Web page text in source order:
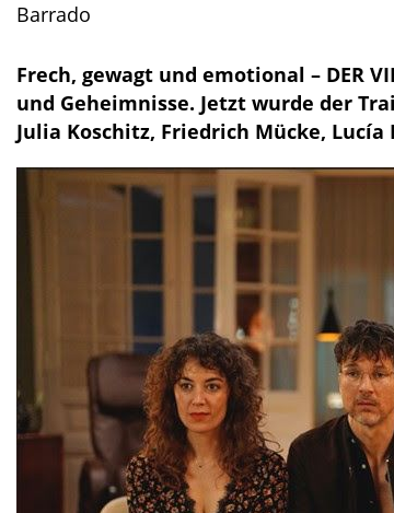
Barrado
Frech, gewagt und emotional – DER
und Geheimnisse. Jetzt wurde der
Julia Koschitz, Friedrich Mücke,